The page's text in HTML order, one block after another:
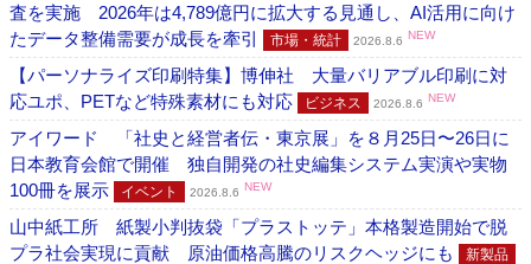
査を実施 2026年は4,789億円に拡大する見通し、AI活用に向け
たデータ整備需要が成長を牽引
市場・統計 2026.8.6 NEW
【パーソナライズ印刷特集】博伸社 大量バリアブル印刷に対
応ユポ、PETなど特殊素材にも対応
ビジネス 2026.8.6 NEW
アイワード 「社史と経営者伝・東京展」を８月25日〜26日に
日本教育会館で開催 独自開発の社史編集システム実演や実物
100冊を展示
イベント 2026.8.6 NEW
山中紙工所 紙製小判抜袋「プラストッテ」本格製造開始で脱
プラ社会実現に貢献 原油価格高騰のリスクヘッジにも
新製品